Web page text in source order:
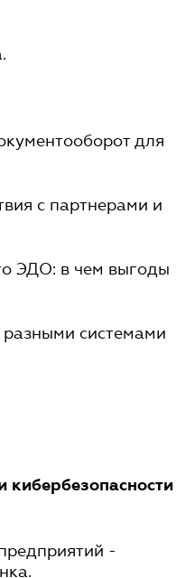
для
с партнерами и
ЭДО: в чем выгоды
системами
кибербезопасности
-